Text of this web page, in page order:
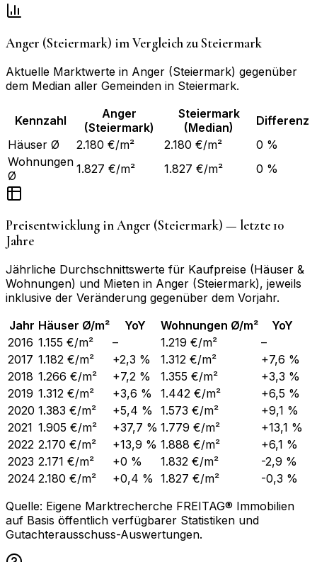
Anger (Steiermark) im Vergleich zu Steiermark
Aktuelle Marktwerte in Anger (Steiermark) gegenüber
dem Median aller Gemeinden in Steiermark.
Kennzahl
Anger
(Steiermark)
Steiermark
(Median)
Differenz
Häuser Ø
2.180 €/m² 2.180 €/m²
0 %
Wohnungen
Ø
1.827 €/m² 1.827 €/m² 0 %
Preisentwicklung inAnger (Steiermark) — letzte 10
Jahre
Jährliche Durchschnittswerte für Kaufpreise (Häuser &
Wohnungen) und Mieten in Anger (Steiermark), jeweils
inklusive der Veränderung gegenüber dem Vorjahr.
Jahr Häuser Ø/m² YoY Wohnungen Ø/m²
YoY
2016 1.155 €/m² – 1.219 €/m²
–
2017 1.182 €/m² +2,3 % 1.312 €/m²
+7,6 %
2018 1.266 €/m² +7,2 % 1.355 €/m²
+3,3 %
2019 1.312 €/m² +3,6 % 1.442 €/m²
+6,5 %
2020 1.383 €/m² +5,4 % 1.573 €/m²
+9,1 %
2021 1.905 €/m² +37,7 % 1.779 €/m²
+13,1 %
2022 2.170 €/m² +13,9 % 1.888 €/m²
+6,1 %
2023 2.171 €/m² +0 % 1.832 €/m²
-2,9 %
2024 2.180 €/m² +0,4 % 1.827 €/m²
-0,3 %
Quelle: Eigene Marktrecherche FREITAG® Immobilien
auf Basis öffentlich verfügbarer Statistiken und
Gutachterausschuss-Auswertungen.